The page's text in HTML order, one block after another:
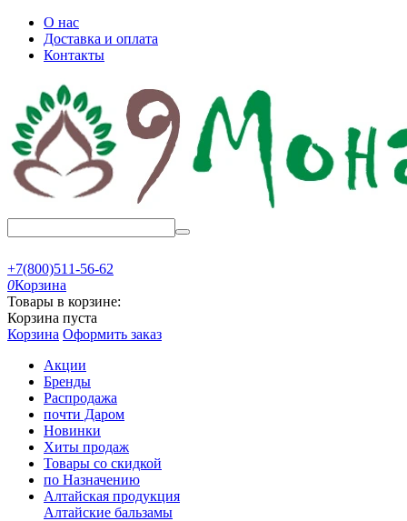
О нас
Доставка и оплата
Контакты
+7(800)511-56-62
0Корзина
Товары в корзине:
Корзина пуста
Корзина Оформить заказ
Акции
Бренды
Распродажа
почти Даром
Новинки
Хиты продаж
Товары со скидкой
по Назначению
Алтайская продукция
Алтайские бальзамы